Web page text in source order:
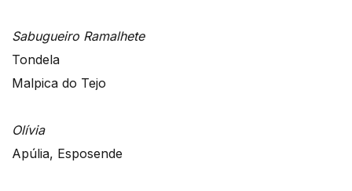
Sabugueiro Ramalhete
Tondela
Malpica do Tejo
Olívia
Apúlia, Esposende